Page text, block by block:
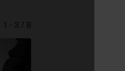
1 - 3 / 8